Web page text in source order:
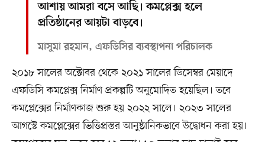
আশায় আমরা বসে আছি। কমপ্লেক্স হলে
প্রতিষ্ঠানের আয়টা বাড়বে।
মাসুমা রহমান, এফডিসির ব্যবস্থাপনা পরিচালক
২০১৮ সালের অক্টোবর থেকে ২০২১ সালের ডিসেম্বর মেয়াদে
এফডিসি কমপ্লেক্স নির্মাণ প্রকল্পটি অনুমোদিত হয়েছিল। তবে
কমপ্লেক্সের নির্মাণকাজ শুরু হয় ২০২২ সালে। ২০২৩ সালের
আগস্টে কমপ্লেক্সের ভিত্তিপ্রস্তর আনুষ্ঠানিকভাবে উদ্বোধন করা হয়।